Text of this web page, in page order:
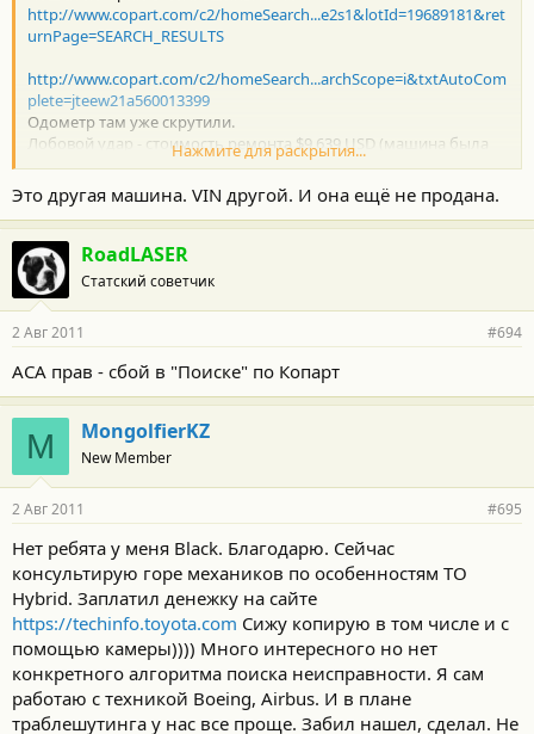
http://www.copart.com/c2/homeSearch...e2s1&lotId=19689181&ret
urnPage=SEARCH_RESULTS
http://www.copart.com/c2/homeSearch...archScope=i&txtAutoCom
plete=jteew21a560013399
Одометр там уже скрутили.
Лобовой удар - стоимость ремонта $9 639 USD (машина была
не на ходу).
Нажмите для раскрытия...
Это другая машина. VIN другой. И она ещё не продана.
RoadLASER
Статский советчик
2 Авг 2011 #694
АСА прав - сбой в "Поиске" по Копарт
M MongolfierKZ
New Member
2 Авг 2011 #695
Нет ребята у меня Black. Благодарю. Сейчас
консультирую горе механиков по особенностям ТО
Hybrid. Заплатил денежку на сайте
https://techinfo.toyota.com Сижу копирую в том числе и с
помощью камеры)))) Много интересного но нет
конкретного алгоритма поиска неисправности. Я сам
работаю с техникой Boeing, Airbus. И в плане
траблешутинга у нас все проще. Забил нашел, сделал. Не